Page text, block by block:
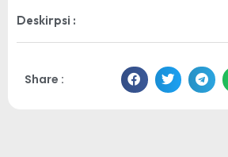
Deskirpsi :
Share :